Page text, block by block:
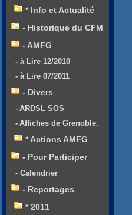
* Info et Actualité
- Historique du CFM
- AMFG
- à Lire 12/2010
- à Lire 07/2011
- Divers
- ARDSL SOS
- Affiches de Grenoble.
* Actions AMFG
- Pour Participer
- Calendrier
- Reportages
* 2011